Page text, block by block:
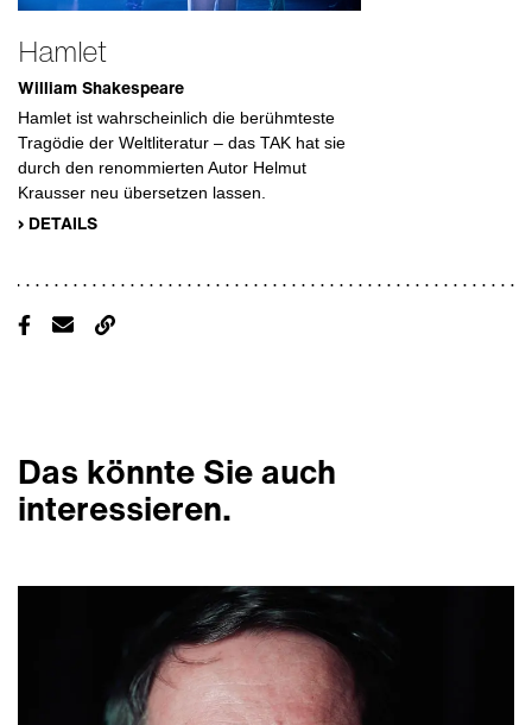
Hamlet
William Shakespeare
Hamlet ist wahrscheinlich die berühmteste
Tragödie der Weltliteratur – das TAK hat sie
durch den renommierten Autor Helmut
Krausser neu übersetzen lassen.
› DETAILS
Das könnte Sie auch
interessieren.